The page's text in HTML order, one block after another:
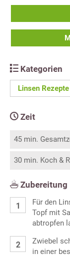
Kategorien
Linsen Rezepte
Zeit
45 min.
30 min. Koch &
Zubereitung
Für den
Topf mit
abtropfen
Zwiebel
in einer